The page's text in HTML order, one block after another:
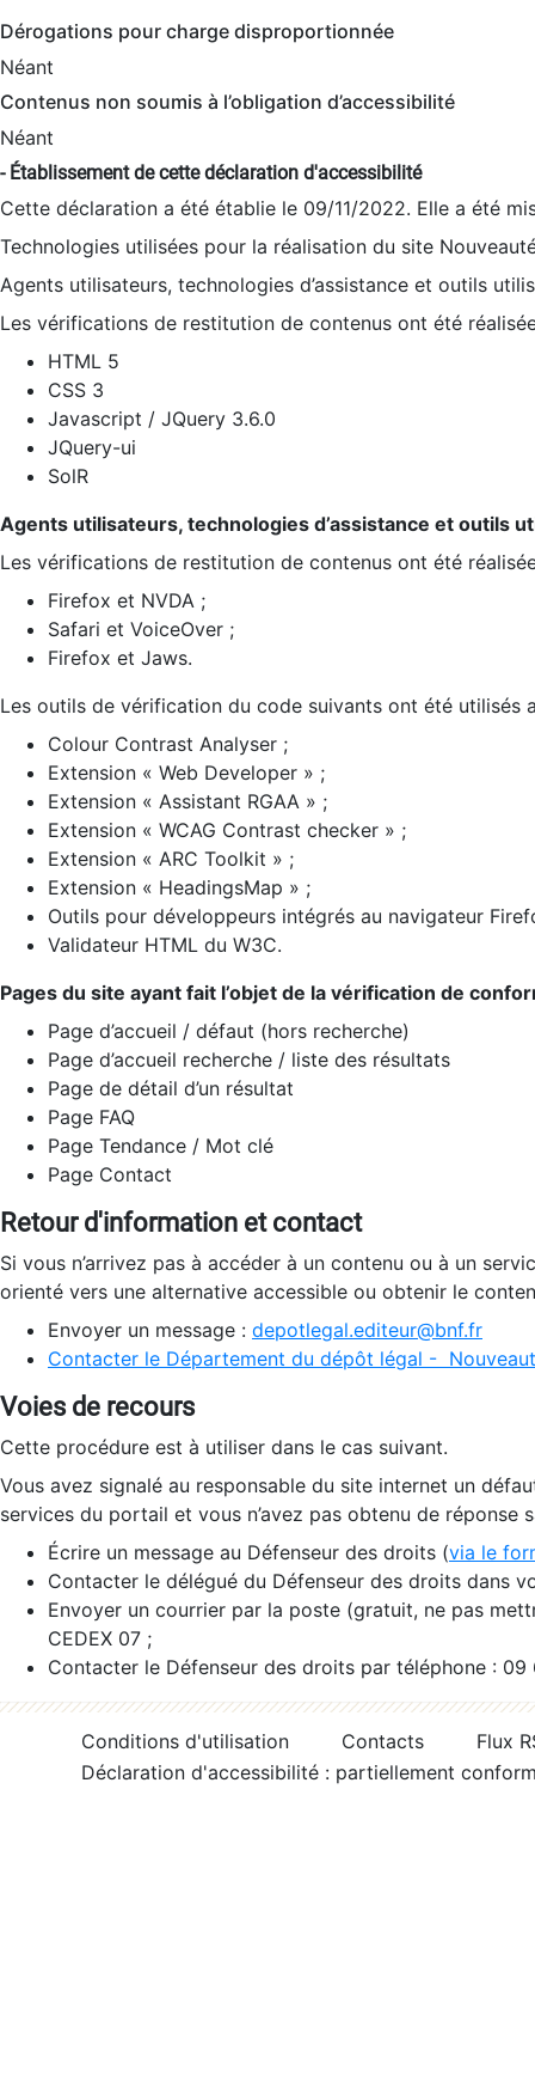
Dérogations pour charge disproportionnée
Néant
Contenus non soumis à l’obligation d’accessibilité
Néant
- Établissement de cette déclaration d'accessibilité
Cette déclaration a été établie le 09/11/2022. Elle a été
Technologies utilisées pour la réalisation du site
Agents utilisateurs, technologies d’assistance et outils
Les vérifications de restitution de contenus ont été
HTML 5
CSS 3
Javascript / JQuery 3.6.0
JQuery-ui
SolR
Agents utilisateurs, technologies d’assistance et outils
Les vérifications de restitution de contenus ont été
Firefox et NVDA ;
Safari et VoiceOver ;
Firefox et Jaws.
Les outils de vérification du code suivants ont été utilisés
Colour Contrast Analyser ;
Extension « Web Developer » ;
Extension « Assistant RGAA » ;
Extension « WCAG Contrast checker » ;
Extension « ARC Toolkit » ;
Extension « HeadingsMap » ;
Outils pour développeurs intégrés au navigateur
Validateur HTML du W3C.
Pages du site ayant fait l’objet de la vérification de
Page d’accueil / défaut (hors recherche)
Page d’accueil recherche / liste des résultats
Page de détail d’un résultat
Page FAQ
Page Tendance / Mot clé
Page Contact
Retour d'information et contact
Si vous n’arrivez pas à accéder à un contenu ou à un
orienté vers une alternative accessible ou obtenir le
Envoyer un message : depotlegal.editeur@bnf.fr
Contacter le Département du dépôt légal -
Voies de recours
Cette procédure est à utiliser dans le cas suivant.
Vous avez signalé au responsable du site internet un
services du portail et vous n’avez pas obtenu de réponse
Écrire un message au Défenseur des droits (via le
Contacter le délégué du Défenseur des droits dans
Envoyer un courrier par la poste (gratuit, ne pas
CEDEX 07 ;
Contacter le Défenseur des droits par téléphone :
Conditions d'utilisation Contacts
Flux
Déclaration d'accessibilité : partiellement